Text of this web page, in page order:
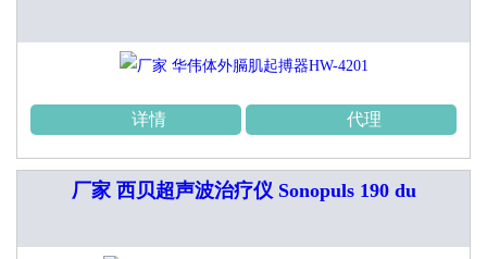
详情 代理
厂家 西贝超声波治疗仪 Sonopuls 190 du